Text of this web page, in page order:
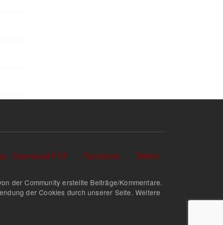
- Download PDF Facebook Twitter
der Community erstellte Beiträge/Kommentare.
der Cookies durch unserer Seite. Weitere